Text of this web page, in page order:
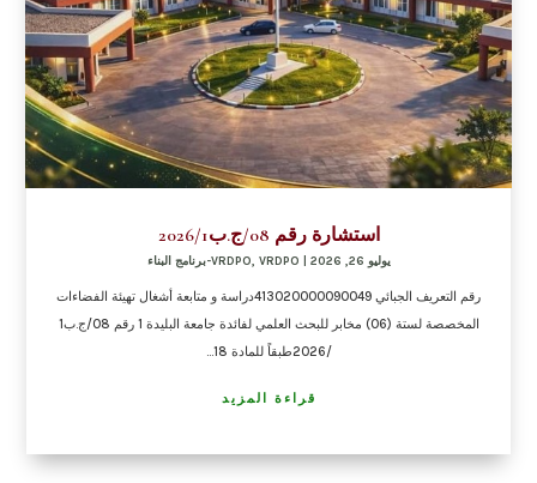
استشارة رقم 08/ج.ب2026/1
يوليو 26, 2026 VRDPO, VRDPO-برنامج البناء
رقم التعريف الجبائي 413020000090049دراسة و متابعة أشغال تهيئة الفضاءات
المخصصة لستة (06) مخابر للبحث العلمي لفائدة جامعة البليدة 1 رقم 08/ج.ب1
/2026طبقاً للمادة 18...
قراءة المزيد